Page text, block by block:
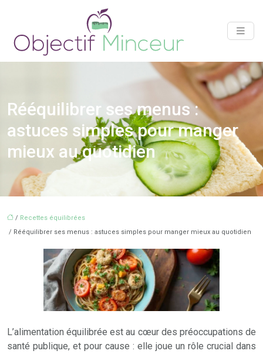
Rééquilibrer ses menus :
astuces simples pour manger
mieux au quotidien
/ Recettes équilibrées
/ Rééquilibrer ses menus : astuces simples pour manger mieux au quotidien
L’alimentation équilibrée est au cœur des préoccupations de
santé publique, et pour cause : elle joue un rôle crucial dans